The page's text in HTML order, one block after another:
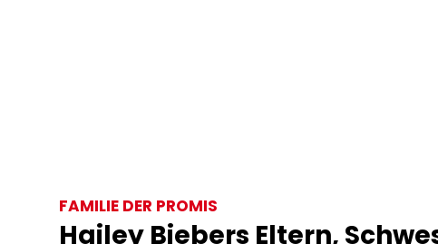
FAMILIE DER PROMIS
Hailey Biebers Eltern,